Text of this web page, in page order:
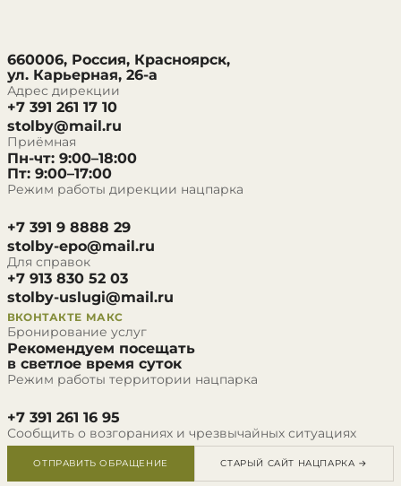
660006, Россия, Красноярск,
ул. Карьерная, 26-а
Адрес дирекции
+7 391 261 17 10
stolby@mail.ru
Приёмная
Пн-чт: 9:00–18:00
Пт: 9:00–17:00
Режим работы дирекции нацпарка
+7 391 9 8888 29
stolby-epo@mail.ru
Для справок
+7 913 830 52 03
stolby-uslugi@mail.ru
ВКОНТАКТЕ МАКС
Бронирование услуг
Рекомендуем посещать
в светлое время суток
Режим работы территории нацпарка
+7 391 261 16 95
Сообщить о возгораниях и чрезвычайных ситуациях
ОТПРАВИТЬ ОБРАЩЕНИЕ СТАРЫЙ САЙТ НАЦПАРКА →